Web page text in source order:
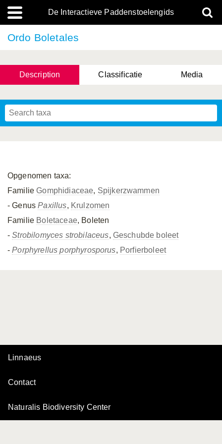
De Interactieve Paddenstoelengids
Ordo Boletales
Description Classificatie Media
Opgenomen taxa:
FamilieGomphidiaceae, Spijkerzwammen
- GenusPaxillus, Krulzomen
Familie Boletaceae, Boleten
-Strobilomyces strobilaceus, Geschubde boleet
-Porphyrellus porphyrosporus, Porfierboleet
Linnaeus
Contact
Naturalis Biodiversity Center